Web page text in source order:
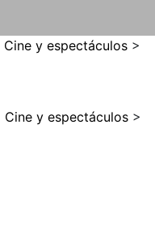
Cine y espectáculos >
Cine y espectáculos >